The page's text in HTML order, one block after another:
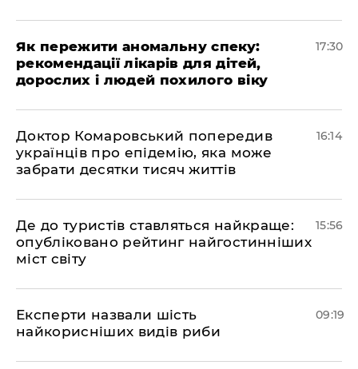
Як пережити аномальну спеку:
рекомендації лікарів для дітей,
дорослих і людей похилого віку
17:30
Доктор Комаровський попередив
українців про епідемію, яка може
забрати десятки тисяч життів
16:14
Де до туристів ставляться найкраще:
опубліковано рейтинг найгостинніших
міст світу
15:56
Експерти назвали шість
найкорисніших видів риби
09:19